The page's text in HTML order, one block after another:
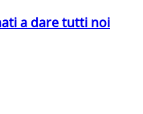
a dare tutti noi